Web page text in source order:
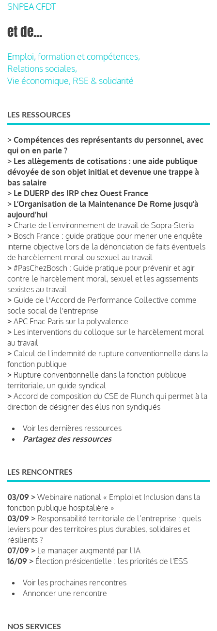
SNPEA CFDT
et de...
Emploi, formation et compétences,
Relations sociales,
Vie économique, RSE & solidarité
LES RESSOURCES
> Compétences des représentants du personnel, avec
qui on en parle ?
> Les allègements de cotisations : une aide publique
dévoyée de son objet initial et devenue une trappe à
bas salaire
> Le DUERP des IRP chez Ouest France
> L’Organisation de la Maintenance De Rome jusqu’à
aujourd’hui
> Charte de l'environnement de travail de Sopra-Steria
> Bosch France : guide pratique pour mener une enquête
interne objective lors de la dénonciation de faits éventuels
de harcèlement moral ou sexuel au travail
> #PasChezBosch : Guide pratique pour prévenir et agir
contre le harcèlement moral, sexuel et les agissements
sexistes au travail
> Guide de lʼAccord de Performance Collective comme
socle social de l'entreprise
> APC Fnac Paris sur la polyvalence
> Les interventions du colloque sur le harcèlement moral
au travail
> Calcul de l'indemnité de rupture conventionnelle dans la
fonction publique
> Rupture conventionnelle dans la fonction publique
territoriale, un guide syndical
> Accord de composition du CSE de Flunch qui permet à la
direction de désigner des élus non syndiqués
Voir les dernières ressources
Partagez des ressources
LES RENCONTRES
03/09 > Webinaire national « Emploi et Inclusion dans la
fonction publique hospitalière »
03/09 > Responsabilité territoriale de l’entreprise : quels
leviers pour des territoires plus durables, solidaires et
résilients ?
07/09 > Le manager augmenté par l'IA
16/09 > Élection présidentielle : les priorités de l'ESS
Voir les prochaines rencontres
Annoncer une rencontre
NOS SERVICES